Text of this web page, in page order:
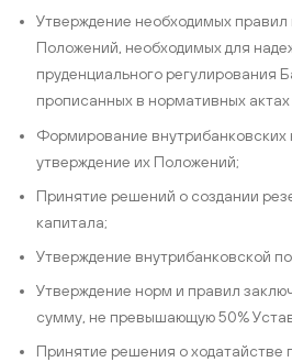
Утверждение необходимых правил
Положений, необходимых для
пруденциального регулирования
прописанных в нормативных
Формирование внутрибанковских
утверждение их Положений;
Принятие решений о создании
капитала;
Утверждение внутрибанковской
Утверждение норм и правил
сумму, не превышающую 50%
Принятие решения о ходатайстве